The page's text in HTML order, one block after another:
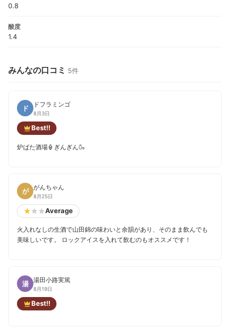
0.8
酸度
1.4
みんなの口コミ 5件
ド ドフラミンゴ
8月3日
Best!!
炉ばた酒場🏮ぎんぎん🍶
が がんちゃん
8月25日
Average
火入れなしの生酒で山田錦の味わいと余韻があり、そのまま飲んでも
美味しいです。 ロックアイスを入れて飲むのもオススメです！
湯 湯田小路実篤
8月19日
Best!!